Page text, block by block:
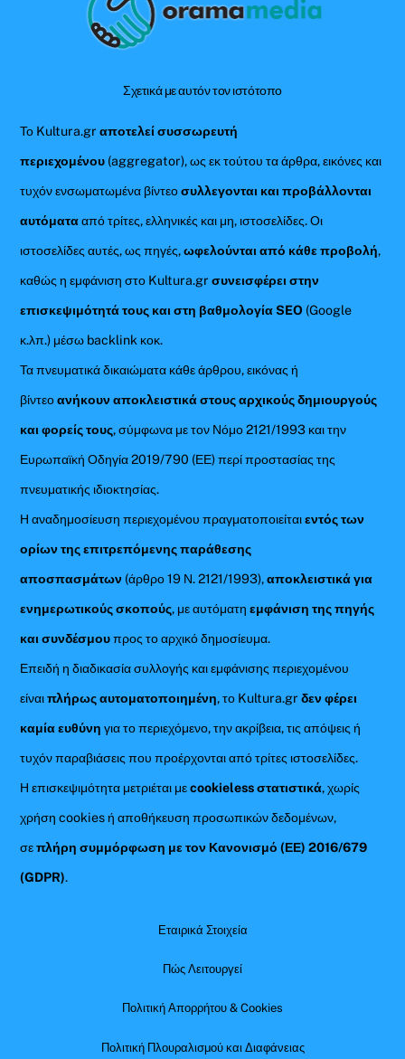
To
Σχετικά με αυτόν τον ιστότοπο
Το Kultura.grαποτελεί συσσωρευτή
περιεχομένου (aggregator), ως εκ τούτου τα άρθρα, εικόνες και
τυχόν ενσωματωμένα βίντεοσυλλεγονται και προβάλλονται
αυτόματααπό τρίτες, ελληνικές και μη, ιστοσελίδες. Οι
ιστοσελίδες αυτές, ως πηγές,ωφελούνται από κάθε προβολή,
καθώς η εμφάνιση στο Kultura.gr συνεισφέρει στην
επισκεψιμότητά τους και στη βαθμολογία SEO (Google
κ.λπ.) μέσω backlink κοκ.
Τα πνευματικά δικαιώματα κάθε άρθρου, εικόνας ή
βίντεοανήκουν αποκλειστικά στους αρχικούς δημιουργούς
και φορείς τους, σύμφωνα με τον Νόμο 2121/1993 και την
Ευρωπαϊκή Οδηγία 2019/790 (ΕΕ) περί προστασίας της
πνευματικής ιδιοκτησίας.
Η αναδημοσίευση περιεχομένου πραγματοποιείταιεντός των
ορίων της επιτρεπόμενης παράθεσης
αποσπασμάτων (άρθρο 19 Ν. 2121/1993),αποκλειστικά για
ενημερωτικούς σκοπούς, με αυτόματηεμφάνιση της πηγής
και συνδέσμουπρος το αρχικό δημοσίευμα.
Επειδή η διαδικασία συλλογής και εμφάνισης περιεχομένου
είναιπλήρως αυτοματοποιημένη, το Kultura.grδεν φέρει
καμία ευθύνη για το περιεχόμενο, την ακρίβεια, τις απόψεις ή
τυχόν παραβιάσεις που προέρχονται από τρίτες ιστοσελίδες.
Η επισκεψιμότητα μετριέται μεcookieless στατιστικά, χωρίς
χρήση cookies ή αποθήκευση προσωπικών δεδομένων,
σεπλήρη συμμόρφωση με τον Κανονισμό (ΕΕ) 2016/679
(GDPR).
Εταιρικά Στοιχεία
Πώς Λειτουργεί
Πολιτική Απορρήτου & Cookies
Πολιτική Πλουραλισμού και Διαφάνειας